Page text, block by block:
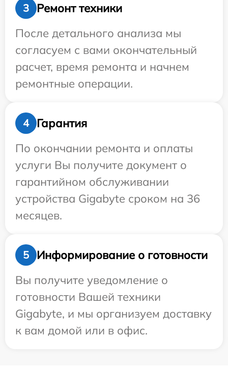
3
Ремонт техники
После детального анализа мы
согласуем с вами окончательный
расчет, время ремонта и начнем
ремонтные операции.
4
Гарантия
По окончании ремонта и оплаты
услуги Вы получите документ о
гарантийном обслуживании
устройства Gigabyte сроком на 36
месяцев.
5
Информирование о готовности
Вы получите уведомление о
готовности Вашей техники
Gigabyte, и мы организуем доставку
к вам домой или в офис.